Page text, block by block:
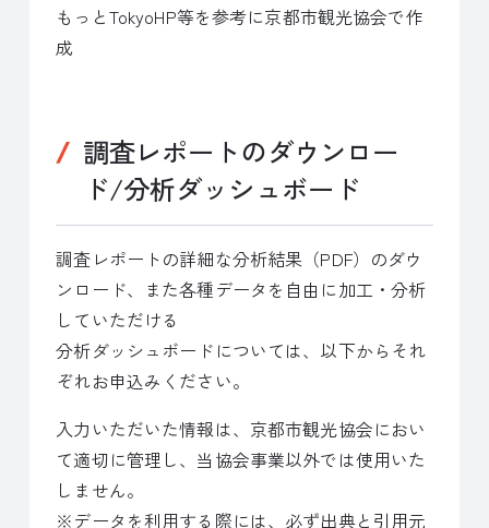
もっとTokyoHP等を参考に京都市観光協会で作
成
調査レポートのダウンロー
ド/分析ダッシュボード
調査レポートの詳細な分析結果（PDF）のダウ
ンロード、また各種データを自由に加工・分析
していただける
分析ダッシュボードについては、以下からそれ
ぞれお申込みください。
入力いただいた情報は、京都市観光協会におい
て適切に管理し、当協会事業以外では使用いた
しません。
※データを利用する際には、必ず出典と引用元